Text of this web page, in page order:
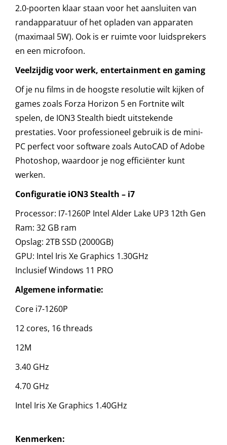
2.0-poorten klaar staan voor het aansluiten van
randapparatuur of het opladen van apparaten
(maximaal 5W). Ook is er ruimte voor luidsprekers
en een microfoon.
Veelzijdig voor werk, entertainment en gaming
Of je nu films in de hoogste resolutie wilt kijken of
games zoals Forza Horizon 5 en Fortnite wilt
spelen, de ION3 Stealth biedt uitstekende
prestaties. Voor professioneel gebruik is de mini-
PC perfect voor software zoals AutoCAD of Adobe
Photoshop, waardoor je nog efficiënter kunt
werken.
Configuratie iON3 Stealth – i7
Processor: I7-1260P Intel Alder Lake UP3 12th Gen
Ram: 32 GB ram
Opslag: 2TB SSD (2000GB)
GPU: Intel Iris Xe Graphics 1.30GHz
Inclusief Windows 11 PRO
Algemene informatie:
Core i7-1260P
12 cores, 16 threads
12M
3.40 GHz
4.70 GHz
Intel Iris Xe Graphics 1.40GHz
Kenmerken: